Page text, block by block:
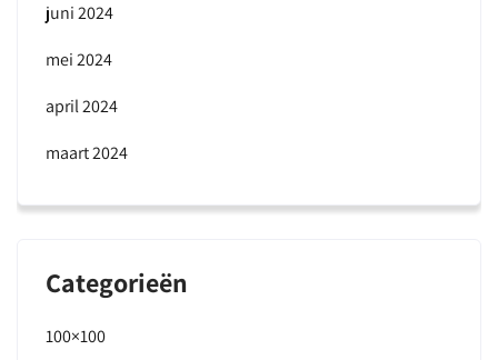
juni 2024
mei 2024
april 2024
maart 2024
Categorieën
100×100